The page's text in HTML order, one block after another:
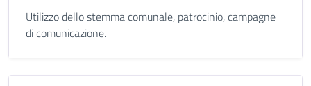
Utilizzo dello stemma comunale, patrocinio, campagne
di comunicazione.